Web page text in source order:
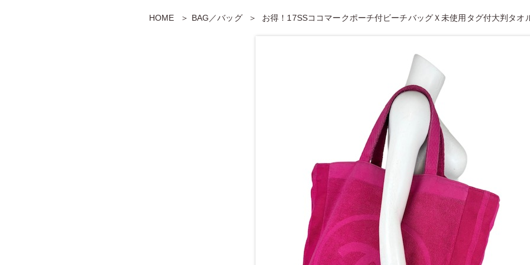
HOME BAG／バッグ お得！17SSココマークポーチ付ビーチバッグＸ未使用タグ付大判タオ